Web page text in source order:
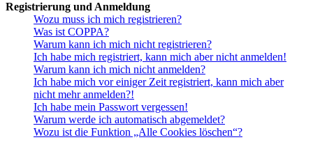
Registrierung und Anmeldung
Wozu muss ich mich registrieren?
Was ist COPPA?
Warum kann ich mich nicht registrieren?
Ich habe mich registriert, kann mich aber nicht anmelden!
Warum kann ich mich nicht anmelden?
Ich habe mich vor einiger Zeit registriert, kann mich aber
nicht mehr anmelden?!
Ich habe mein Passwort vergessen!
Warum werde ich automatisch abgemeldet?
Wozu ist die Funktion „Alle Cookies löschen“?